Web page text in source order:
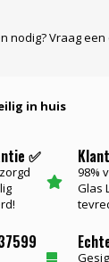
nodig? Vraag
in huis
✅
98%
Glas